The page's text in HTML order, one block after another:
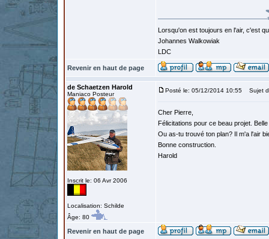
Lorsqu'on est toujours en l'air, c'est
Johannes Walkowiak
LDC
Revenir en haut de page
de Schaetzen Harold
Maniaco Posteur
Inscrit le: 06 Avr 2006
Localisation: Schilde
Âge: 80
Posté le: 05/12/2014 10:55 Sujet
Cher Pierre,
Félicitations pour ce beau projet.
Ou as-tu trouvé ton plan? Il m'a l'air
Bonne construction.
Harold
Revenir en haut de page